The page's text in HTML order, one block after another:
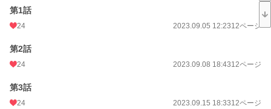
初回公開日時
月間ポイント
第1話
24 2023.09.05 12:2312ページ
第2話
24 2023.09.08 18:4312ページ
第3話
24 2023.09.15 18:3312ページ